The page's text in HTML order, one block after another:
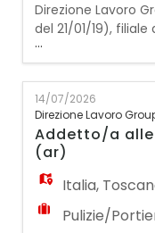
Direzione Lavoro
del 21/01/19), filiale
importante
settore delle
un/una: ADDETTO/
ZONA DI SACILE
svolgere le
sanificazione di
locali
...
14/07/2026
Direzione Lavoro
Addetto/a alle
(ar)
Italia,
Pulizie/